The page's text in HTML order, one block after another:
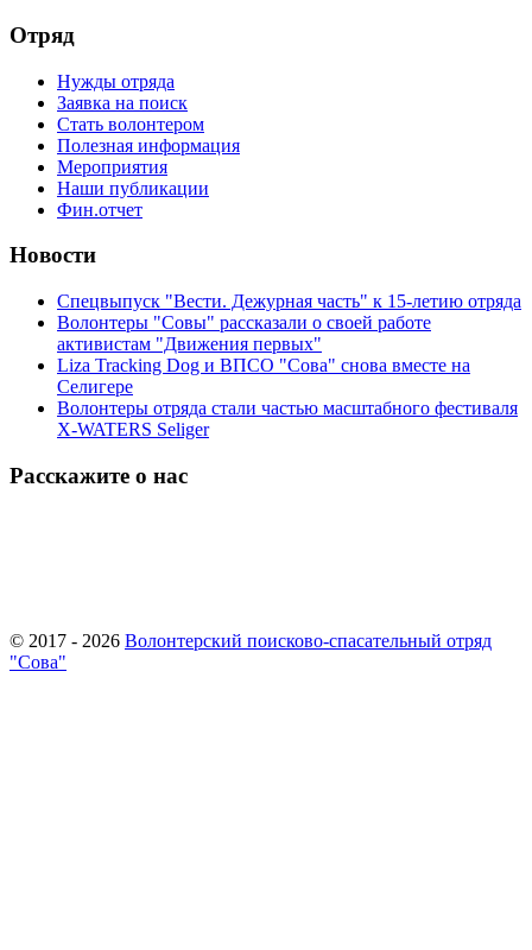
Отряд
Нужды отряда
Заявка на поиск
Стать волонтером
Полезная информация
Мероприятия
Наши публикации
Фин.отчет
Новости
Спецвыпуск "Вести. Дежурная часть" к 15-летию отряда
Волонтеры "Совы" рассказали о своей работе
активистам "Движения первых"
Liza Tracking Dog и ВПСО "Сова" снова вместе на
Селигере
Волонтеры отряда стали частью масштабного фестиваля
X-WATERS Seliger
Расскажите о нас
© 2017 - 2026 Волонтерский поисково-спасательный отряд
"Сова"